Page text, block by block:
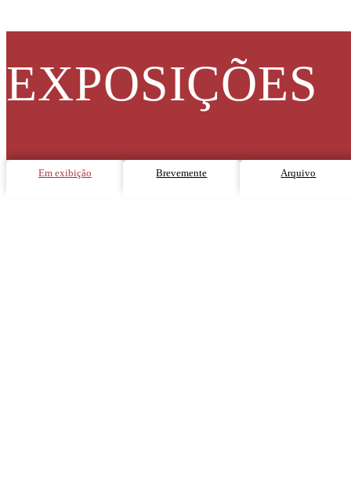
EXPOSIÇÕES
Em exibição Brevemente Arquivo